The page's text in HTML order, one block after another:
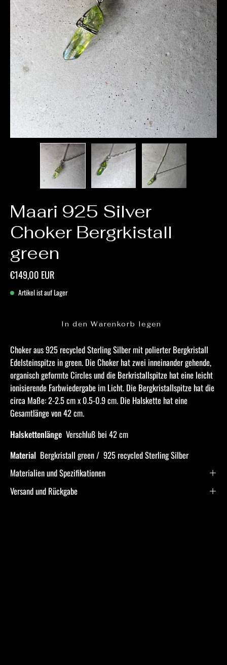
Maari 925 Silver
Choker Bergrkistall
green
€149,00 EUR
Artikel ist auf Lager
In den Warenkorb legen
Choker aus 925 recycled Sterling Silber mit polierter Bergkristall
Edelsteinspitze in green. Die Choker hat zwei inneinander gehende,
organisch geformte Circles und die Berkristallspitze hat eine leicht
ionisierende Farbwiedergabe im Licht. Die Bergkristallspitze hat die
circa Maße: 2-2.5 cm x 0.5-0.9 cm. Die Halskette hat eine
Gesamtlänge von 42 cm.
Halskettenlänge Verschluß bei 42 cm
Material Bergkristall green / 925 recycled Sterling Silber
Materialien und Spezifikationen
Versand und Rückgabe